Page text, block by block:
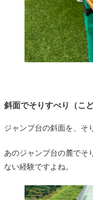
斜面でそりすべり（こど
ジャンプ台の斜面を、そ
あのジャンプ台の麓でそ
ない経験ですよね。